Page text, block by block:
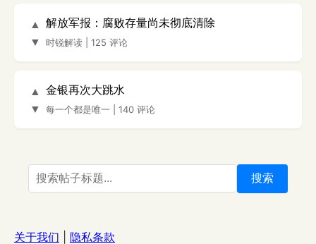
▲
▼
解放军报：腐败存量尚未彻底清除
时锐解读 125 评论
▲
▼
金银再次大跳水
每一个都是唯一 140 评论
搜索
关于我们 隐私条款